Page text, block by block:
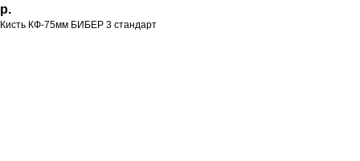
р.
Кисть КФ-75мм БИБЕР 3 стандарт